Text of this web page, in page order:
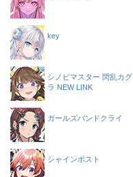
key
シノビマスター 閃乱カグ
ラ NEW LINK
ガールズバンドクライ
シャインポスト